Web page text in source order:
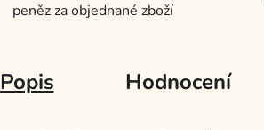
peněz za objednané zboží
Popis Hodnocení